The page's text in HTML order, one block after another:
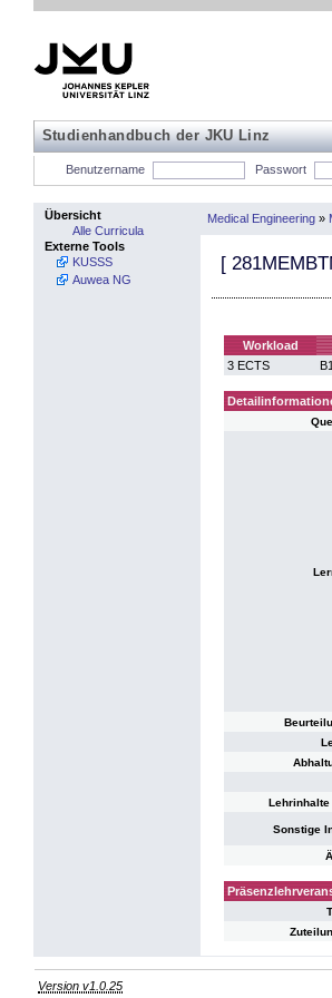
Studienhandbuch der JKU Linz
Benutzername Passwort
Übersicht
Alle Curricula
Externe Tools
KUSSS
Auwea NG
Medical Engineering »
[
Workload
3 ECTS
Sonstige
Version v1.0.25